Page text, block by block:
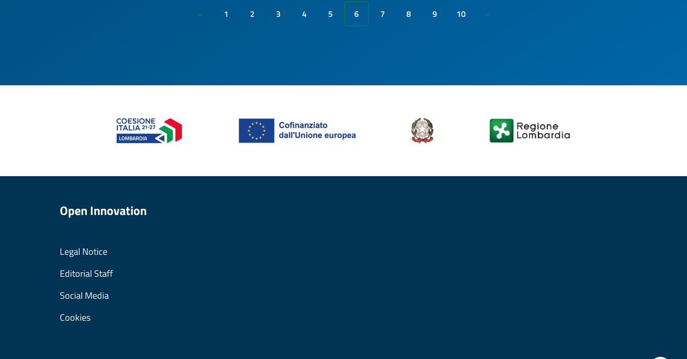
« 1 2 3 4 5 6 7 8 9 10 »
Open Innovation
Legal Notice
Editorial Staff
Social Media
Cookies